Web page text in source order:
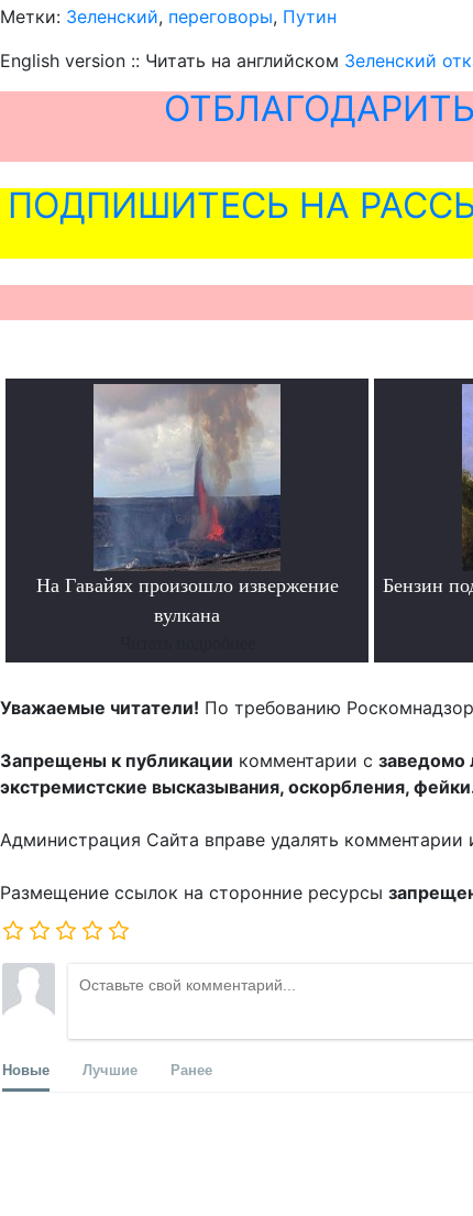
Метки: Зеленский, переговоры, Путин
English version :: Читать на английском Зеленский
ПОДПИШИТЕСЬ НА
На Гавайях произошло извержение
вулкана
Бензин
Уважаемые читатели! По требованию
Запрещены к публикации комментарии с заведомо
экстремистские высказывания, оскорбления,
Администрация Сайта вправе удалять комментарии
Размещение ссылок на сторонние ресурсы
Новые Лучшие Ранее